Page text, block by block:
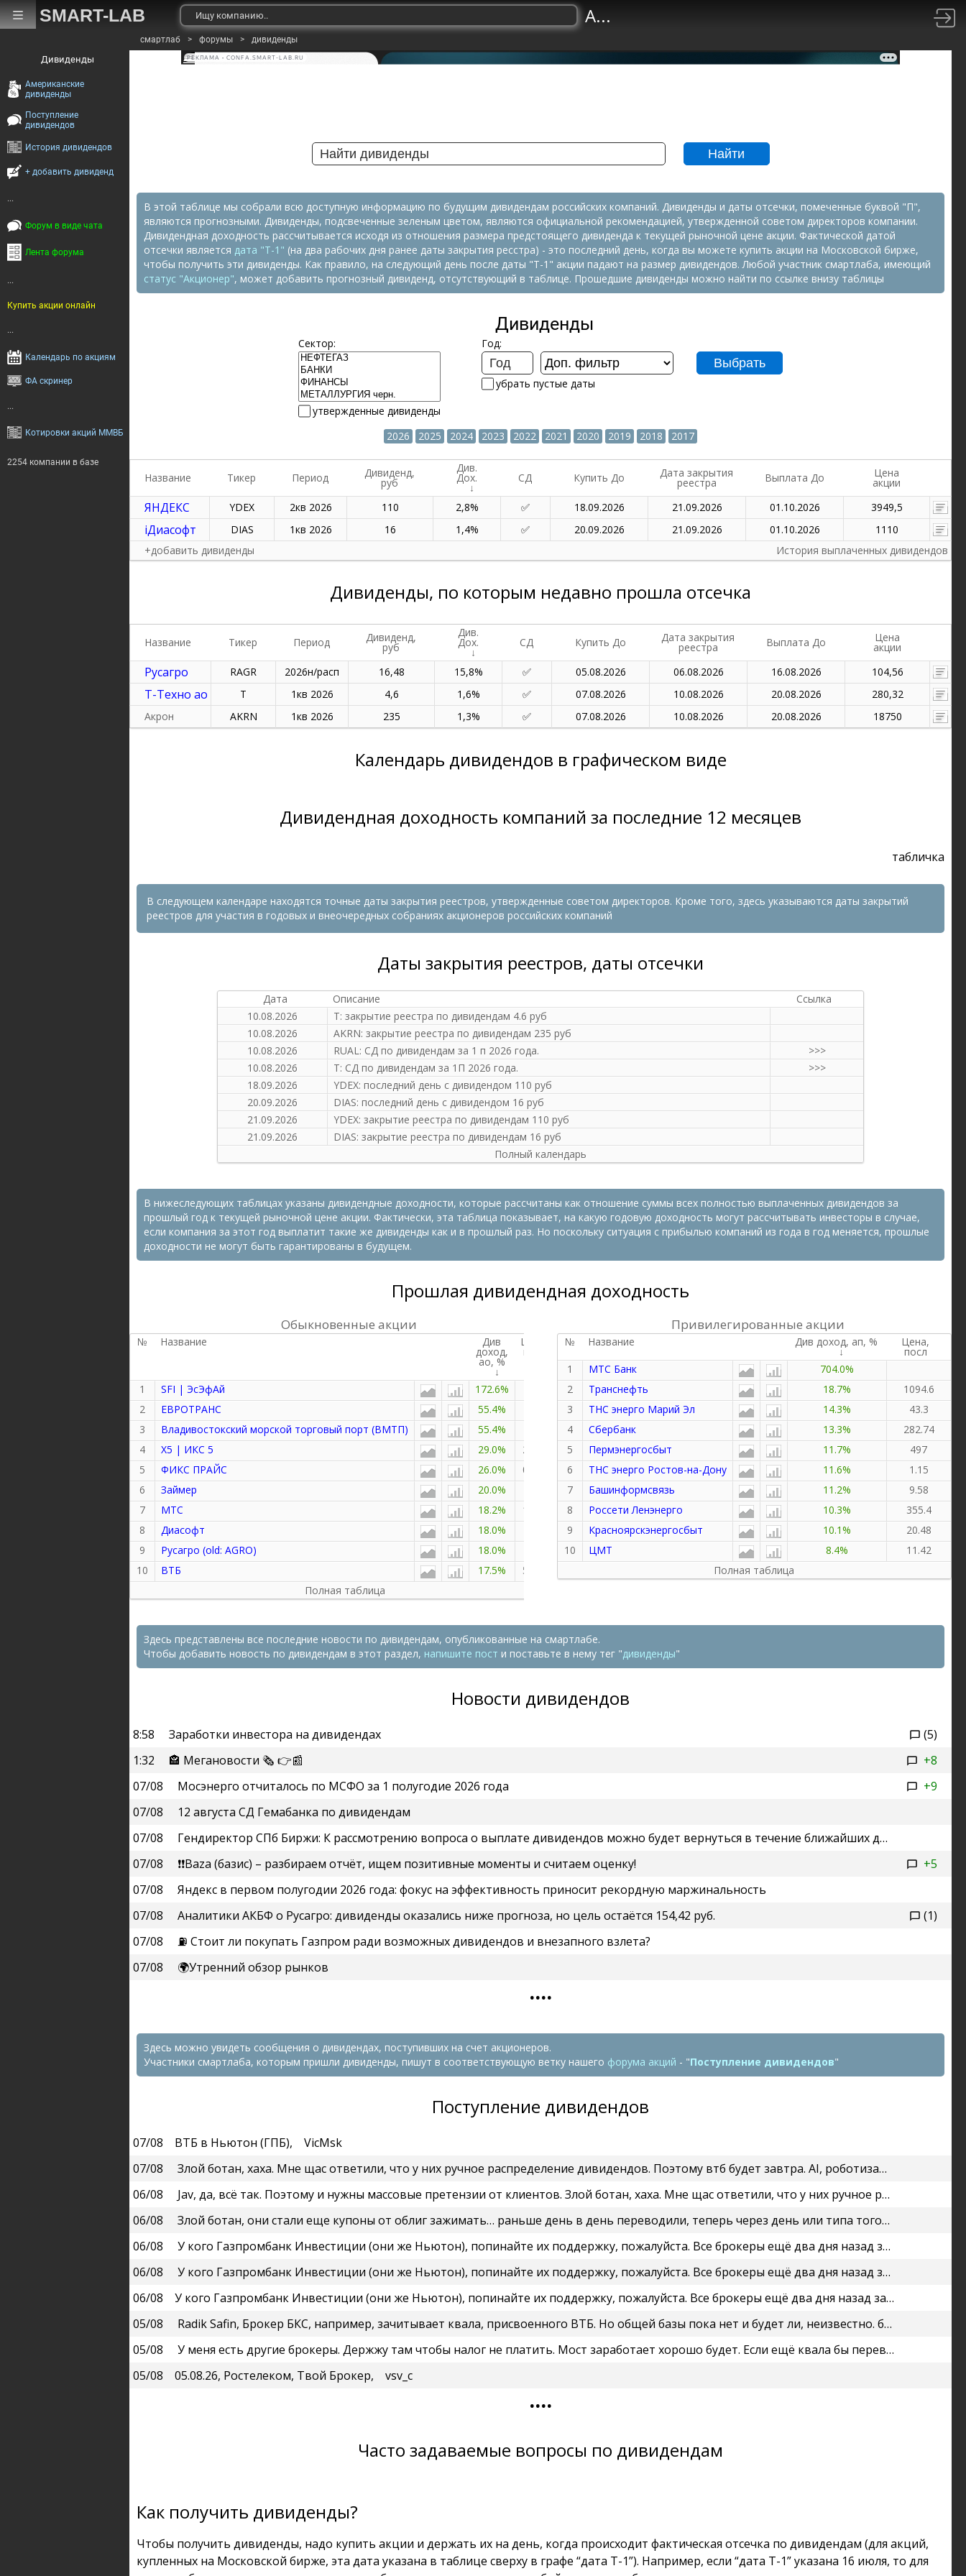
смартлаб > форумы > дивиденды
РЕКЛАМА • CONFA.SMART-LAB.RU
Найти
В этой таблице мы собрали всю доступную информацию по будущим дивидендам российских компаний. Дивиденды и даты отсечки, помеченные буквой "П",
являются прогнозными. Дивиденды, подсвеченные зеленым цветом, являются официальной рекомендацией, утвержденной советом директоров компании.
Дивидендная доходность рассчитывается исходя из отношения размера предстоящего дивиденда к текущей рыночной цене акции. Фактической датой
отсечки является дата "Т-1" (на два рабочих дня ранее даты закрытия ресстра) - это последний день, когда вы можете купить акции на Московской бирже,
чтобы получить эти дивиденды. Как правило, на следующий день после даты "Т-1" акции падают на размер дивидендов. Любой участник смартлаба, имеющий
статус "Акционер", может добавить прогнозный дивиденд, отсутствующий в таблице. Прошедшие дивиденды можно найти по ссылке внизу таблицы
Дивиденды
Сектор:
утвержденные дивиденды
Год:
убрать пустые даты
Выбрать
2026 2025 2024 2023 2022 2021 2020 2019 2018 2017
Название Тикер Период Дивиденд,
руб
Див.
Дох. СД Купить До Дата закрытия
реестра Выплата До Цена
акции
ЯНДЕКС YDEX 2кв 2026 110 2,8% 18.09.2026 21.09.2026 01.10.2026 3949,5
iДиасофт DIAS 1кв 2026 16 1,4% 20.09.2026 21.09.2026 01.10.2026
1110
+добавить дивиденды
История выплаченных дивидендов
Дивиденды, по которым недавно прошла отсечка
Название Тикер Период Дивиденд,
руб
Див.
Дох. СД Купить До Дата закрытия
реестра Выплата До Цена
акции
Русагро RAGR 2026н/расп 16,48 15,8% 05.08.2026 06.08.2026 16.08.2026 104,56
Т-Техно ао T 1кв 2026 4,6 1,6% 07.08.2026 10.08.2026 20.08.2026
280,32
Акрон
AKRN 1кв 2026 235 1,3% 07.08.2026 10.08.2026 20.08.2026 18750
Календарь дивидендов в графическом виде
Дивидендная доходность компаний за последние 12 месяцев
табличка
В следующем календаре находятся точные даты закрытия реестров, утвержденные советом директоров. Кроме того, здесь указываются даты закрытий
реестров для участия в годовых и внеочередных собраниях акционеров российских компаний
Даты закрытия реестров, даты отсечки
Дата Описание
Ссылка
10.08.2026
T: закрытие реестра по дивидендам 4.6 руб
10.08.2026
AKRN: закрытие реестра по дивидендам 235 руб
10.08.2026
RUAL: СД по дивидендам за 1 п 2026 года.
>>>
10.08.2026
T: СД по дивидендам за 1П 2026 года.
>>>
18.09.2026
YDEX: последний день с дивидендом 110 руб
20.09.2026
DIAS: последний день с дивидендом 16 руб
21.09.2026
YDEX: закрытие реестра по дивидендам 110 руб
21.09.2026
DIAS: закрытие реестра по дивидендам 16 руб
Полный календарь
В нижеследующих таблицах указаны дивидендные доходности, которые рассчитаны как отношение суммы всех полностью выплаченных дивидендов за
прошлый год к текущей рыночной цене акции. Фактически, эта таблица показывает, на какую годовую доходность могут рассчитывать инвесторы в случае,
если компания за этот год выплатит такие же дивиденды как и в прошлый раз. Но поскольку ситуация с прибылью компаний из года в год меняется, прошлые
доходности не могут быть гарантированы в будущем.
Прошлая дивидендная доходность
Обыкновенные акции
№ Название Див
доход,
ао, %
Цена,
посл
1 SFI | ЭсЭфАй 172.6%
2
ЕВРОТРАНС 55.4%
3
Владивостокский морской торговый порт (ВМТП) 55.4%
4
X5 | ИКС 5 29.0%
2113.5
5
ФИКС ПРАЙС 26.0%
0.4225
6
Займер 20.0%
7
МТС 18.2%
191.95
8
Диасофт 18.0%
9
Русагро (old: AGRO) 18.0%
10
ВТБ 17.5%
55.545
Полная таблица
Привилегированные акции
№ Название Див доход, ап, % Цена,
посл
1
МТС Банк
704.0%
2
Транснефть 18.7%
1094.6
3
ТНС энерго Марий Эл 14.3%
43.3
4
Сбербанк 13.3%
282.74
5
Пермэнергосбыт 11.7%
497
6
ТНС энерго Ростов-на-Дону 11.6%
1.15
7
Башинформсвязь 11.2%
9.58
8
Россети Ленэнерго 10.3%
355.4
9
Красноярскэнергосбыт 10.1%
20.48
10
ЦМТ 8.4%
11.42
Полная таблица
Здесь представлены все последние новости по дивидендам, опубликованные на смартлабе.
Чтобы добавить новость по дивидендам в этот раздел, напишите пост и поставьте в нему тег "дивиденды"
Новости дивидендов
(5)
8:58
Заработки инвестора на дивидендах
+8
1:32
🏤 Мегановости 🗞 👉📰
+9
07/08
Мосэнерго отчиталось по МСФО за 1 полугодие 2026 года
07/08
12 августа СД Гемабанка по дивидендам
07/08
Гендиректор СПб Биржи: К рассмотрению вопроса о выплате дивидендов можно будет вернуться в течение ближайших двух-трех лет
+5
07/08
❗️❗️Baza (базис) – разбираем отчёт, ищем позитивные моменты и считаем оценку!
07/08
Яндекс в первом полугодии 2026 года: фокус на эффективность приносит рекордную маржинальность
(1)
07/08
Аналитики АКБФ о Русагро: дивиденды оказались ниже прогноза, но цель остаётся 154,42 руб.
07/08
⛽️ Стоит ли покупать Газпром ради возможных дивидендов и внезапного взлета?
07/08
🌍Утренний обзор рынков
....
Здесь можно увидеть сообщения о дивидендах, поступивших на счет акционеров.
Участники смартлаба, которым пришли дивиденды, пишут в соответствующую ветку нашего форума акций - "Поступление дивидендов"
Поступление дивидендов
07/08 ВТБ в Ньютон (ГПБ),
VicMsk
07/08
Злой ботан, хаха. Мне щас ответили, что у них ручное распределение дивидендов. Поэтому втб будет завтра. AI, роботизация, автоматизация — не... Doppler, «Барышня, мне Смольный, пожалуйста», вот...
06/08
Jav, да, всё так. Поэтому и нужны массовые претензии от клиентов. Злой ботан, хаха. Мне щас ответили, что у них ручное распределение дивидендов. Поэтому втб будет завтра. AI, роботизация,...
06/08
Злой ботан, они стали еще купоны от облиг зажимать… раньше день в день переводили, теперь через день или типа того…испортились Jav, да, всё так. Поэтому и нужны массовые претензии от клиентов.
06/08
У кого Газпромбанк Инвестиции (они же Ньютон), попинайте их поддержку, пожалуйста. Все брокеры ещё два дня назад зачислили дивы Транснефти, ... Злой ботан, они стали еще купоны от облиг...
06/08
У кого Газпромбанк Инвестиции (они же Ньютон), попинайте их поддержку, пожалуйста. Все брокеры ещё два дня назад зачислили дивы Транснефти, ... Злой ботан, они со всеми дивами тормозят. За ВТБ...
06/08
У кого Газпромбанк Инвестиции (они же Ньютон), попинайте их поддержку, пожалуйста. Все брокеры ещё два дня назад зачислили дивы Транснефти, а эти, как обычно, тормозят.
05/08
Radik Safin, Брокер БКС, например, зачитывает квала, присвоенного ВТБ. Но общей базы пока нет и будет ли, неизвестно. будем надеяться что что-то изменится Михаил Гайлит,
05/08
У меня есть другие брокеры. Держжу там чтобы налог не платить. Мост заработает хорошо будет. Если ещё квала бы переводили к другому брокеру Radik Safin, Брокер БКС, например, зачитывает квала,...
05/08
05.08.26, Ростелеком, Твой Брокер, vsv_c
....
Часто задаваемые вопросы по дивидендам
Как получить дивиденды?
Чтобы получить дивиденды, надо купить акции и держать их на день, когда происходит фактическая отсечка по дивидендам (для акций,
купленных на Московской бирже, эта дата указана в таблице сверху в графе “дата Т-1”). Например, если “дата Т-1” указана 16 июля, то для
Дивиденды
Американские
дивиденды
Поступление
дивидендов
История дивидендов
+ добавить дивиденд
...
Форум в виде чата
Лента форума
...
Купить акции онлайн
...
Календарь по акциям
ФА скринер
...
Котировки акций ММВБ
2254 компании в базе
SMART-LAB A...